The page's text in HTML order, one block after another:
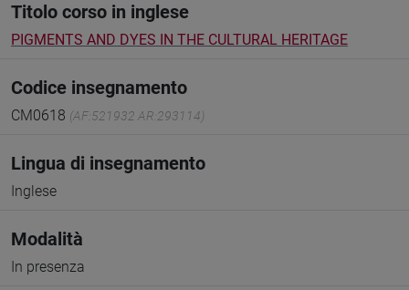
Titolo corso in inglese
PIGMENTS AND DYES IN THE CULTURAL HERITAGE
Codice insegnamento
CM0618 (AF:521932 AR:293114)
Lingua di insegnamento
Inglese
Modalità
In presenza